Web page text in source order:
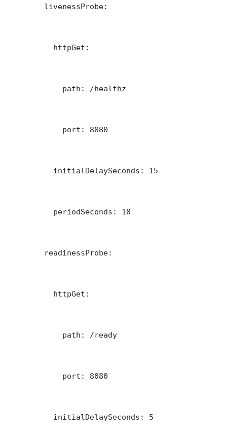
        livenessProbe:
          httpGet:
            path: /healthz
            port: 8080
          initialDelaySeconds: 15
          periodSeconds: 10
        readinessProbe:
          httpGet:
            path: /ready
            port: 8080
          initialDelaySeconds: 5